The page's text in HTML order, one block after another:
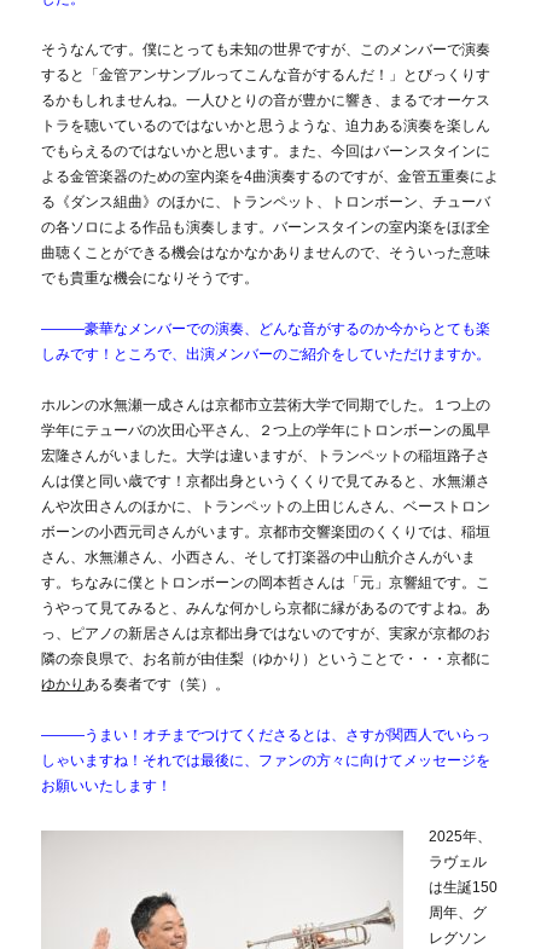
そうなんです。僕にとっても未知の世界ですが、このメンバーで演奏
すると「金管アンサンブルってこんな音がするんだ！」とびっくりす
るかもしれませんね。一人ひとりの音が豊かに響き、まるでオーケス
トラを聴いているのではないかと思うような、迫力ある演奏を楽しん
でもらえるのではないかと思います。また、今回はバーンスタインに
よる金管楽器のための室内楽を4曲演奏するのですが、金管五重奏によ
る《ダンス組曲》のほかに、トランペット、トロンボーン、チューバ
の各ソロによる作品も演奏します。バーンスタインの室内楽をほぼ全
曲聴くことができる機会はなかなかありませんので、そういった意味
でも貴重な機会になりそうです。
―――豪華なメンバーでの演奏、どんな音がするのか今からとても楽
しみです！ ところで、出演メンバーのご紹介をしていただけますか。
ホルンの水無瀬一成さんは京都市立芸術大学で同期でした。１つ上の
学年にテューバの次田心平さん、２つ上の学年にトロンボーンの風早
宏隆さんがいました。大学は違いますが、トランペットの稲垣路子さ
んは僕と同い歳です！京都出身というくくりで見てみると、水無瀬さ
んや次田さんのほかに、トランペットの上田じんさん、ベーストロン
ボーンの小西元司さんがいます。京都市交響楽団のくくりでは、稲垣
さん、水無瀬さん、小西さん、そして打楽器の中山航介さんがいま
す。ちなみに僕とトロンボーンの岡本哲さんは「元」京響組です。こ
うやって見てみると、みんな何かしら京都に縁があるのですよね。あ
っ、ピアノの新居さんは京都出身ではないのですが、実家が京都のお
隣の奈良県で、お名前が由佳梨（ゆかり）ということで・・・京都に
ゆかりある奏者です（笑）。
―――うまい！オチまでつけてくださるとは、さすが関西人でいらっ
しゃいますね！ それでは最後に、ファンの方々に向けてメッセージを
お願いいたします！
2025年、
ラヴェル
は生誕150
周年、グ
レグソン